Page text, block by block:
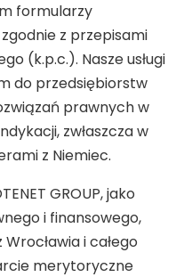
formularzy
z przepisami
(k.p.c.). Nasze usługi
do przedsiębiorstw
prawnych w
zwłaszcza w
z Niemiec.
GROUP, jako
i finansowego,
i całego
merytoryczne